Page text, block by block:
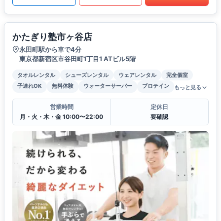
かたぎり塾市ヶ谷店
永田町駅から車で4分
東京都新宿区市谷田町1丁目1 ATビル5階
タオルレンタル シューズレンタル ウェアレンタル
完全個室
子連れOK
無料体験 ウォーターサーバー プロテイン もっと見る
営業時間
月・火・木・金 10:00〜22:00
定休日
要確認